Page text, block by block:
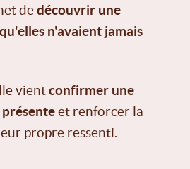
dedécouvrir une
n'avaient jamais
vientconfirmer une
et renforcer la
propre ressenti.